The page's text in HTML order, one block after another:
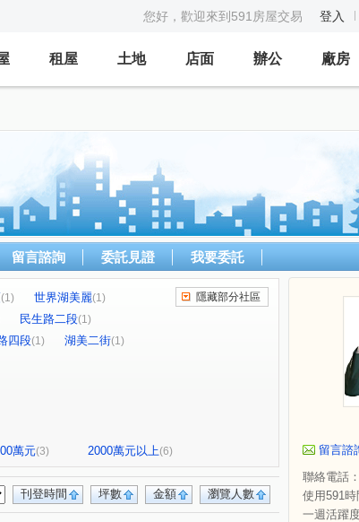
您好，歡迎來到591房屋交易 登入
租屋 土地 店面 辦公 廠房
留言諮詢 委託見證 我要委託
(1) 世界湖美麗(1)
民生路二段(1)
四段(1) 湖美二街(1)
隱藏部分社區
萬元(3) 2000萬元以上(6)
瀏覽人數
金額
坪數
刊登時間
留言諮
聯絡電話：
使用591時
一週活躍